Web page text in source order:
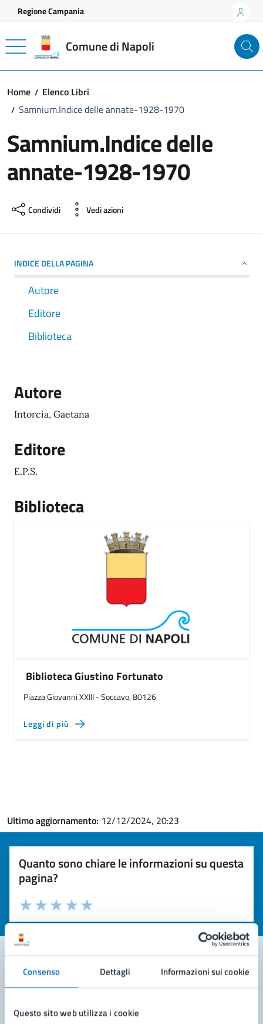
Consenso Dettagli Informazioni sui cookie
Questo sito web utilizza i cookie
Vai ai contenuti
Vai al footer
Regione Campania
Comune di Napoli
Home
Elenco Libri
Samnium.Indice delle annate-1928-1970
Samnium.Indice delle
annate-1928-1970
Condividi Vedi azioni
INDICE DELLA PAGINA
Autore
Editore
Biblioteca
Autore
Intorcia, Gaetana
Editore
E.P.S.
Biblioteca
Biblioteca Giustino Fortunato
Piazza Giovanni XXIII - Soccavo, 80126
Leggi di più
Ultimo aggiornamento: 12/12/2024, 20:23
Quanto sono chiare le informazioni su questa
pagina?
Valuta la chiarezza delle informazioni (da 1 a 5 stelle)
Seleziona il numero di stelle per valutare la chiarezza delle
Valuta 5 stelle su 5
Valuta 4 stelle su 5
Valuta 3 stelle su 5
Valuta 2 stelle su 5
Valuta 1 stelle su 5
Contatta il comune
Leggi le domande frequenti